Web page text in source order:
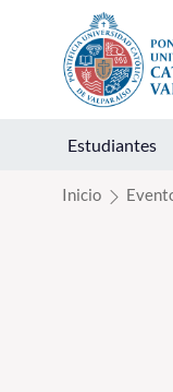
Click acá para ir
Estudiantes
Inicio